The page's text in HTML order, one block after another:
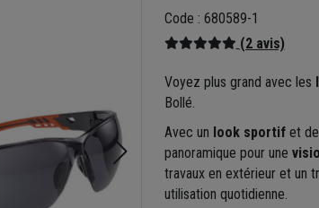
Code : 680589-1
(2 avis)
Voyez plus grand avec les
Bollé.
Avec un look sportifet
panoramique pour une
travaux en extérieur et un
utilisation quotidienne.